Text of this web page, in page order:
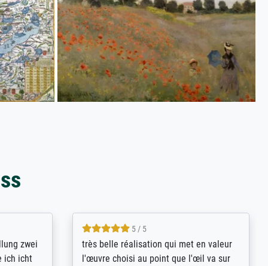
to
5 / 5
eine große Auswahl an Bildern und
deren Reproduktionsmöglichkeiten;